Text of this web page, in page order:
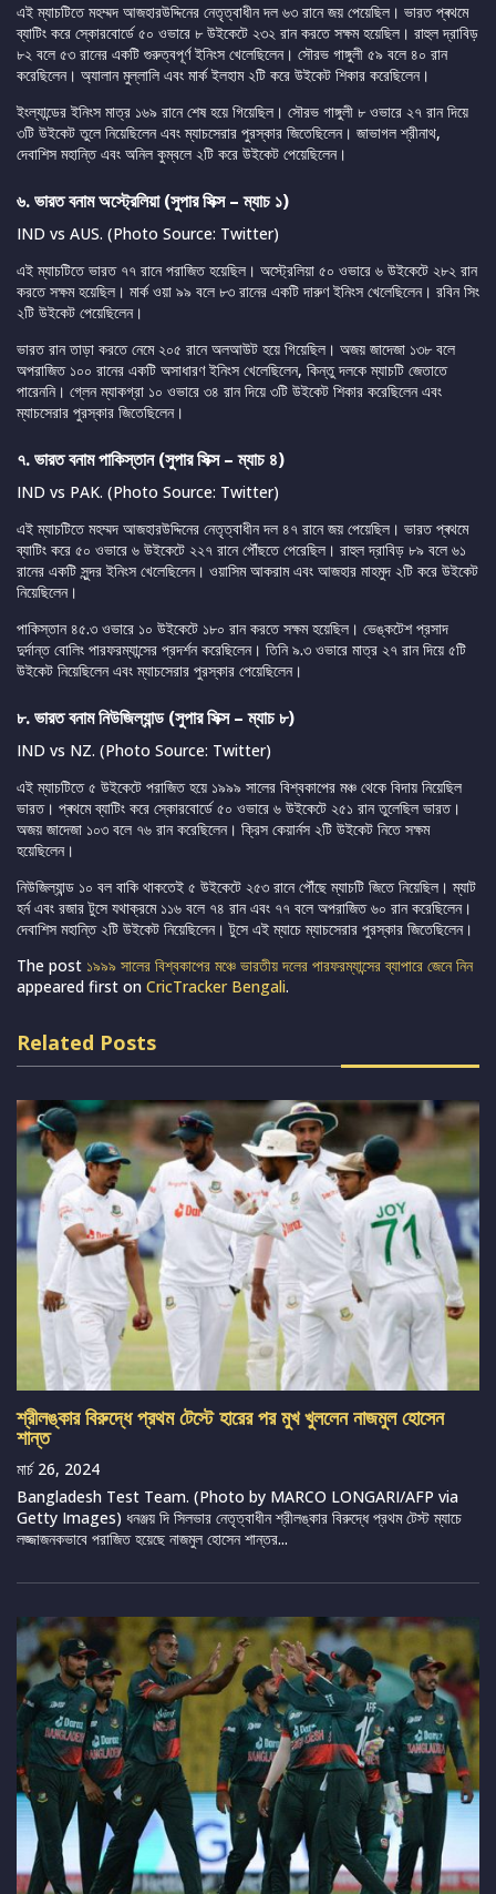
এই ম্যাচটিতে মহম্মদ আজহারউদ্দিনের নেতৃত্বাধীন দল ৬৩ রানে জয় পেয়েছিল। ভারত প্ৰথমে
ব্যাটিং করে স্কোরবোর্ডে ৫০ ওভারে ৮ উইকেটে ২৩২ রান করতে সক্ষম হয়েছিল। রাহুল দ্রাবিড়
৮২ বলে ৫৩ রানের একটি গুরুত্বপূর্ণ ইনিংস খেলেছিলেন। সৌরভ গাঙ্গুলী ৫৯ বলে ৪০ রান
করেছিলেন। অ্যালান মুল্লালি এবং মার্ক ইলহাম ২টি করে উইকেট শিকার করেছিলেন।
ইংল্যান্ডের ইনিংস মাত্র ১৬৯ রানে শেষ হয়ে গিয়েছিল। সৌরভ গাঙ্গুলী ৮ ওভারে ২৭ রান দিয়ে
৩টি উইকেট তুলে নিয়েছিলেন এবং ম্যাচসেরার পুরস্কার জিতেছিলেন। জাভাগল শ্রীনাথ,
দেবাশিস মহান্তি এবং অনিল কুম্বলে ২টি করে উইকেট পেয়েছিলেন।
৬. ভারত বনাম অস্ট্রেলিয়া (সুপার সিক্স – ম্যাচ ১)
IND vs AUS. (Photo Source: Twitter)
এই ম্যাচটিতে ভারত ৭৭ রানে পরাজিত হয়েছিল। অস্ট্রেলিয়া ৫০ ওভারে ৬ উইকেটে ২৮২ রান
করতে সক্ষম হয়েছিল। মার্ক ওয়া ৯৯ বলে ৮৩ রানের একটি দারুণ ইনিংস খেলেছিলেন। রবিন সিং
২টি উইকেট পেয়েছিলেন।
ভারত রান তাড়া করতে নেমে ২০৫ রানে অলআউট হয়ে গিয়েছিল। অজয় জাদেজা ১৩৮ বলে
অপরাজিত ১০০ রানের একটি অসাধারণ ইনিংস খেলেছিলেন, কিন্তু দলকে ম্যাচটি জেতাতে
পারেননি। গ্লেন ম্যাকগ্রা ১০ ওভারে ৩৪ রান দিয়ে ৩টি উইকেট শিকার করেছিলেন এবং
ম্যাচসেরার পুরস্কার জিতেছিলেন।
৭. ভারত বনাম পাকিস্তান (সুপার সিক্স – ম্যাচ ৪)
IND vs PAK. (Photo Source: Twitter)
এই ম্যাচটিতে মহম্মদ আজহারউদ্দিনের নেতৃত্বাধীন দল ৪৭ রানে জয় পেয়েছিল। ভারত প্ৰথমে
ব্যাটিং করে ৫০ ওভারে ৬ উইকেটে ২২৭ রানে পৌঁছতে পেরেছিল। রাহুল দ্রাবিড় ৮৯ বলে ৬১
রানের একটি সুন্দর ইনিংস খেলেছিলেন। ওয়াসিম আকরাম এবং আজহার মাহমুদ ২টি করে উইকেট
নিয়েছিলেন।
পাকিস্তান ৪৫.৩ ওভারে ১০ উইকেটে ১৮০ রান করতে সক্ষম হয়েছিল। ভেঙ্কটেশ প্রসাদ
দুর্দান্ত বোলিং পারফরম্যান্সের প্রদর্শন করেছিলেন। তিনি ৯.৩ ওভারে মাত্র ২৭ রান দিয়ে ৫টি
উইকেট নিয়েছিলেন এবং ম্যাচসেরার পুরস্কার পেয়েছিলেন।
৮. ভারত বনাম নিউজিল্যান্ড (সুপার সিক্স – ম্যাচ ৮)
IND vs NZ. (Photo Source: Twitter)
এই ম্যাচটিতে ৫ উইকেটে পরাজিত হয়ে ১৯৯৯ সালের বিশ্বকাপের মঞ্চ থেকে বিদায় নিয়েছিল
ভারত। প্ৰথমে ব্যাটিং করে স্কোরবোর্ডে ৫০ ওভারে ৬ উইকেটে ২৫১ রান তুলেছিল ভারত।
অজয় জাদেজা ১০৩ বলে ৭৬ রান করেছিলেন। ক্রিস কেয়ার্নস ২টি উইকেট নিতে সক্ষম
হয়েছিলেন।
নিউজিল্যান্ড ১০ বল বাকি থাকতেই ৫ উইকেটে ২৫৩ রানে পৌঁছে ম্যাচটি জিতে নিয়েছিল। ম্যাট
হর্ন এবং রজার টুসে যথাক্রমে ১১৬ বলে ৭৪ রান এবং ৭৭ বলে অপরাজিত ৬০ রান করেছিলেন।
দেবাশিস মহান্তি ২টি উইকেট নিয়েছিলেন। টুসে এই ম্যাচে ম্যাচসেরার পুরস্কার জিতেছিলেন।
The post ১৯৯৯ সালের বিশ্বকাপের মঞ্চে ভারতীয় দলের পারফরম্যান্সের ব্যাপারে জেনে নিন
appeared first on CricTracker Bengali.
Related Posts
শ্রীলঙ্কার বিরুদ্ধে প্রথম টেস্টে হারের পর মুখ খুললেন নাজমুল হোসেন
শান্ত
মার্চ 26, 2024
Bangladesh Test Team. (Photo by MARCO LONGARI/AFP via
Getty Images) ধনঞ্জয় দি সিলভার নেতৃত্বাধীন শ্রীলঙ্কার বিরুদ্ধে প্রথম টেস্ট ম্যাচে
লজ্জাজনকভাবে পরাজিত হয়েছে নাজমুল হোসেন শান্তর...